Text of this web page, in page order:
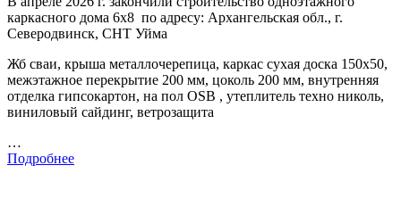
каркасного дома 6х8 по адресу: Архангельская обл., г.
Северодвинск, СНТ Уйма
Жб сваи, крыша металлочерепица, каркас сухая доска 150х50,
межэтажное перекрытие 200 мм, цоколь 200 мм, внутренняя
отделка гипсокартон, на пол OSB , утеплитель техно николь,
виниловый сайдинг, ветрозащита
…
Подробнее